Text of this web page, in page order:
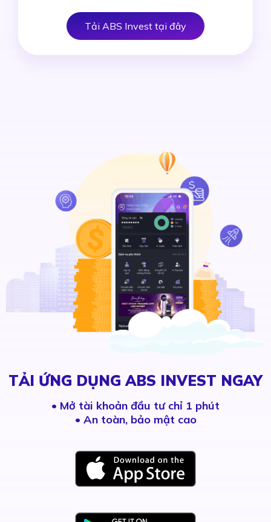
Tải ABS Invest tại đây
TẢI ỨNG DỤNG ABS INVEST NGAY
• Mở tài khoản đầu tư chỉ 1 phút
• An toàn, bảo mật cao